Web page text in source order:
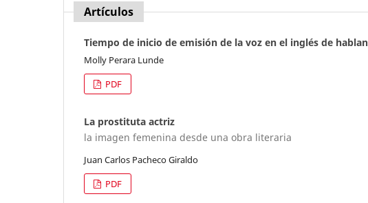
Artículos
Tiempo de inicio de emisión de la voz en el inglés de
Molly Perara Lunde
PDF
La prostituta actriz
la imagen femenina desde una obra literaria
Juan Carlos Pacheco Giraldo
PDF